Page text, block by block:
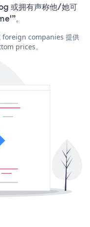
或拥有声称他/她可
。
foreign companies 提供
prices。